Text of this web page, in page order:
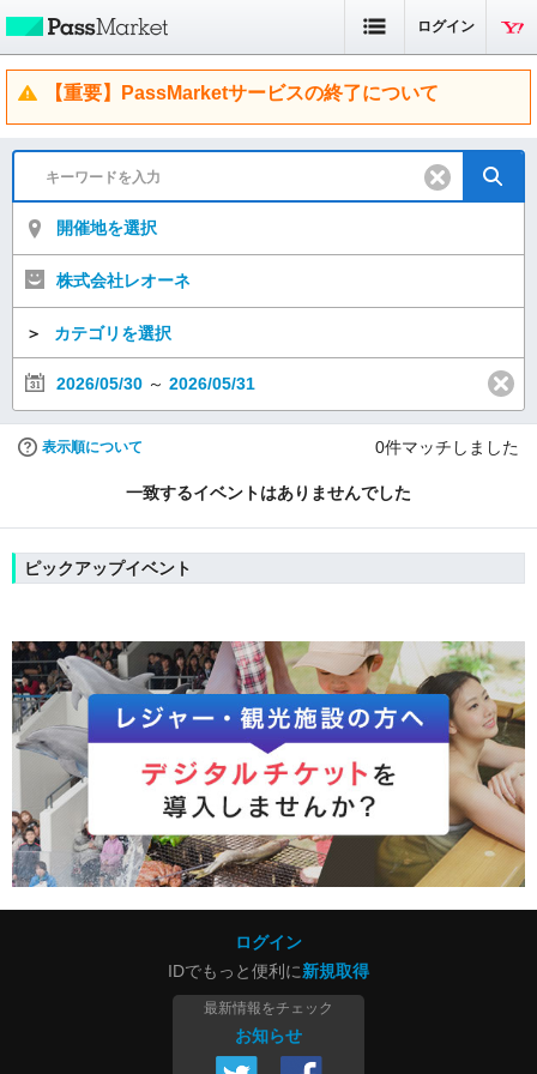
ログイン
【重要】PassMarketサービスの終了について
開催地を選択
株式会社レオーネ
＞ カテゴリを選択
2026/05/30 ～ 2026/05/31
表示順について 0件マッチしました
一致するイベントはありませんでした
ピックアップイベント
ログイン
IDでもっと便利に新規取得
最新情報をチェック
お知らせ